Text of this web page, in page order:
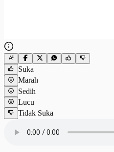
Suka
Marah
Sedih
Lucu
Tidak Suka